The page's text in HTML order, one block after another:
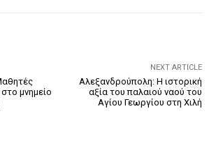
μνημείο
NEXT ARTICLE
Αλεξανδρούπολη: Η ιστορική
αξία του παλαιού ναού του
Αγίου Γεωργίου στη Χιλή